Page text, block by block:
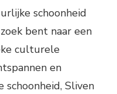
schoonheid
bent naar een
culturele
en
Sliven